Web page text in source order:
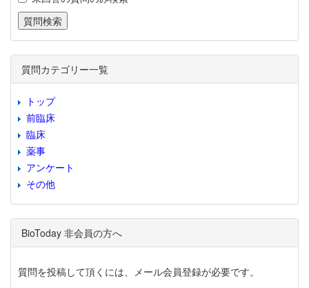
質問カテゴリー一覧
トップ
前臨床
臨床
薬事
アンケート
その他
BioToday 非会員の方へ
質問を投稿して頂くには、メール会員登録が必要です。